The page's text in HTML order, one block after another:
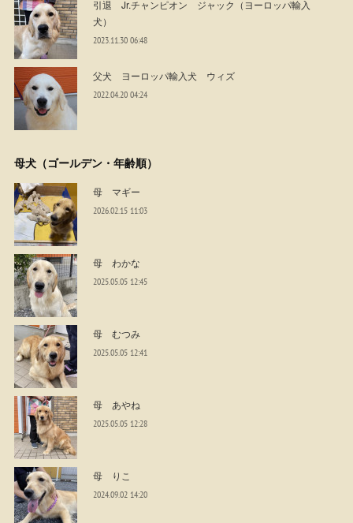
引退 Jr.チャンピオン ジャック（ヨーロッパ輸入
犬）
2023.11.30 06:48
父犬 ヨーロッパ輸入犬 ウィズ
2022.04.20 04:24
母犬（ゴールデン・年齢順）
母 マギー
2026.02.15 11:03
母 わかな
2025.05.05 12:45
母 むつみ
2025.05.05 12:41
母 あやね
2025.05.05 12:28
母 りこ
2024.09.02 14:20